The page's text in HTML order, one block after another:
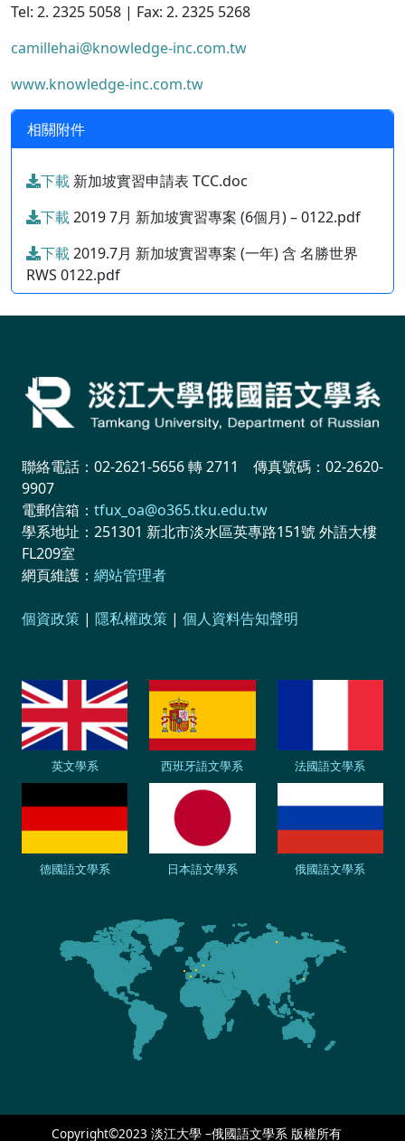
Tel: 2. 2325 5058 | Fax: 2. 2325 5268
camillehai@knowledge-inc.com.tw
www.knowledge-inc.com.tw
相關附件
下載 新加坡實習申請表 TCC.doc
下載2019 7月 新加坡實習專案 (6個月) – 0122.pdf
下載2019.7月 新加坡實習專案 (一年) 含 名勝世界
RWS 0122.pdf
聯絡電話：02-2621-5656 轉 2711 傳真號碼：02-2620-
9907
電郵信箱： tfux_oa@o365.tku.edu.tw
學系地址：251301 新北市淡水區英專路151號 外語大樓
FL209室
網頁維護： 網站管理者
個資政策 | 隱私權政策 | 個人資料告知聲明
英文學系 西班牙語文學系 法國語文學系
德國語文學系 日本語文學系 俄國語文學系
Copyright©2023 淡江大學 –俄國語文學系 版權所有